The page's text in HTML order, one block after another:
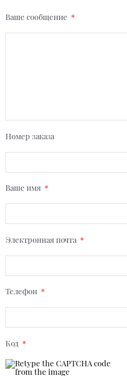
Ваше сообщение
Номер заказа
Ваше имя
Электронная почта
Телефон
Код